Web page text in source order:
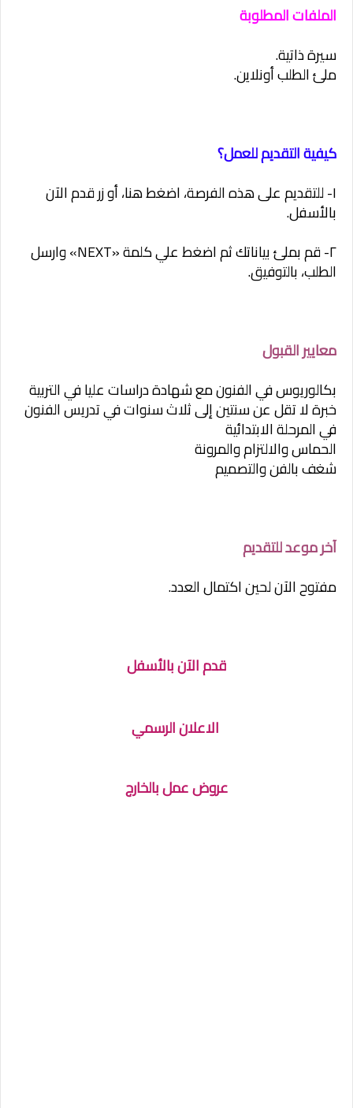
الملفات المطلوبة
سيرة ذاتية.
ملئ الطلب أونلاين.
كيفية التقديم للعمل؟
١- للتقديم على هذه الفرصة، اضغط هنا، أو زر قدم الآن
بالأسفل.
٢- قم بملئ بياناتك ثم اضغط علي كلمة «NEXT» وارسل
الطلب، بالتوفيق.
معايير القبول
بكالوريوس في الفنون مع شهادة دراسات عليا في التربية
خبرة لا تقل عن سنتين إلى ثلاث سنوات في تدريس الفنون
في المرحلة الابتدائية
الحماس والالتزام والمرونة
شغف بالفن والتصميم
آخر موعد للتقديم
مفتوح الآن لحين اكتمال العدد.
قدم الآن بالأسفل
عروض عمل بالخارج